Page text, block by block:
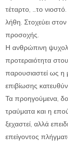
τέταρτο, …το
λήθη. Στοχεύει
προσοχής.
Η ανθρώπινη
προτεραιότητα
παρουσιαστεί ως η
επιβίωσης
Τα προηγούμενα,
τραύματα και η
ξεχαστεί, αλλά
επείγοντος